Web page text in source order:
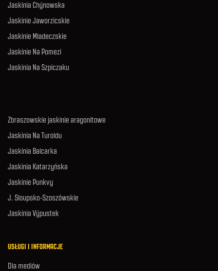
Jaskinia Chýnowska
Jaskinie Jaworzicskie
Jaskinie Mladeczskie
Jaskinie Na Pomezi
Jaskinia Na Szpiczaku
Zbraszowskie jaskinie aragonitowe
Jaskinia Na Turoldu
Jaskinia Balcarka
Jaskinia Katarzyńska
Jaskinie Punkvy
J. Sloupsko-Szoszówskie
Jaskinia Výpustek
USŁUGI I INFORMACJE
Dla mediów